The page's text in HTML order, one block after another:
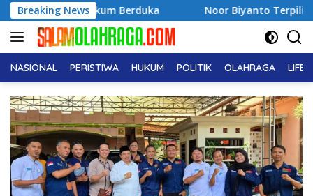
Langsung
ke
konten
Breaking News
Berduka Noor Biyanto Terpilih Aklamasi
NASIONAL PERISTIWA HUKUM POLITIK OLAHRAGA